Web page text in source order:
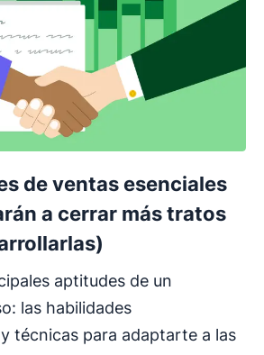
de ventas esenciales
a cerrar más tratos
aptitudes de un
las habilidades
técnicas para adaptarte a las